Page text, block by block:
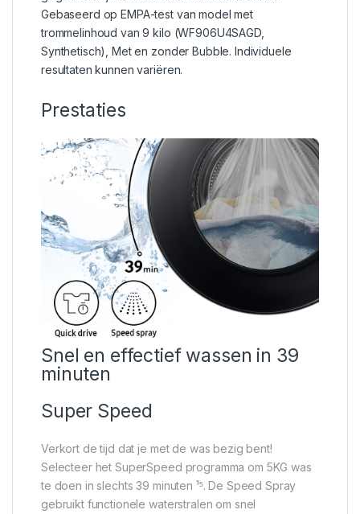
Gebaseerd op EMPA-test van model met
trommelinhoud van 9 kilo (WF906U4SAGD,
Synthetisch), Met en zonder Bubble. Individuele
resultaten kunnen variëren.
Prestaties
Snel en effectief wassen in 39
minuten
Super Speed
Verkort de tijd dat je met de was bezig bent!
Selecteer het SuperSpeed programma om 5KG was
te doen in slechts 39 minuten ¹⁵. De Speed Spray
gebruikt functionele waterstralen om snel